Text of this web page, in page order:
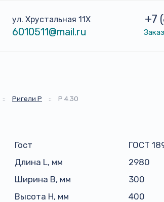
ул. Хрустальная 11Х
6010511@mail.ru
+7
:: Ригели Р :: Р 4.30
Гост
ГОСТ
Длина L, мм
2980
Ширина B, мм
300
Высота H, мм
400